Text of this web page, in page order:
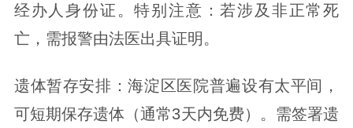
经办人身份证。特别注意：若涉及非正常死
亡，需报警由法医出具证明。
遗体暂存安排：海淀区医院普遍设有太平间，
可短期保存遗体（通常3天内免费）。需签署遗